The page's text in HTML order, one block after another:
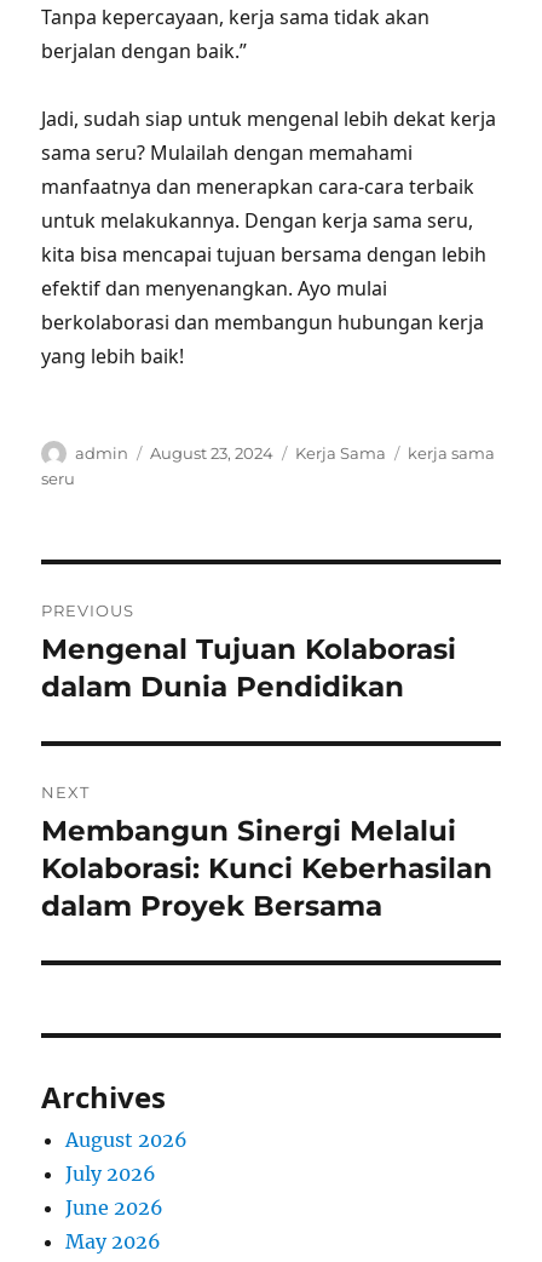
Tanpa kepercayaan, kerja sama tidak akan
berjalan dengan baik.”
Jadi, sudah siap untuk mengenal lebih dekat kerja
sama seru? Mulailah dengan memahami
manfaatnya dan menerapkan cara-cara terbaik
untuk melakukannya. Dengan kerja sama seru,
kita bisa mencapai tujuan bersama dengan lebih
efektif dan menyenangkan. Ayo mulai
berkolaborasi dan membangun hubungan kerja
yang lebih baik!
Author
admin
Posted
August 23, 2024 Categories
Kerja Sama Tags
kerja sama
seru
navigation
PREVIOUS
Previous
post:
Mengenal Tujuan Kolaborasi
dalam Dunia Pendidikan
NEXT
Next
post:
Membangun Sinergi Melalui
Kolaborasi: Kunci Keberhasilan
dalam Proyek Bersama
Archives
August 2026
July 2026
June 2026
May 2026